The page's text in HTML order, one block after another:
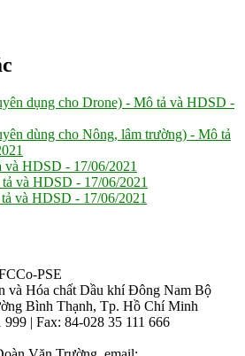
dụng cho Drone) - Mô tả và HDSD -
dùng cho Nông, lâm trường) - Mô tả
và HDSD - 17/06/2021
và HDSD - 17/06/2021
và HDSD - 17/06/2021
PSE
và Hóa chất Dầu khí Đông Nam Bộ
Bình Thạnh, Tp. Hồ Chí Minh
| Fax: 84-028 35 111 666